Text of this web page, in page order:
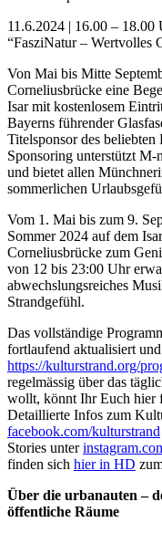
11.6.2024 | 16.00 –
“FasziNatur – Wertvolles
Von Mai bis Mitte
Corneliusbrücke eine
Isar mit kostenlosem
Bayerns führender
Titelsponsor des
Sponsoring unterstützt
und bietet allen
sommerlichen
Vom 1. Mai bis zum 9.
Sommer 2024 auf dem
Corneliusbrücke zum
von 12 bis 23:00 Uhr
abwechslungsreiches
Strandgefühl.
Das vollständige
fortlaufend aktualisiert
https://kulturstrand.org/
regelmässig über das
wollt, könnt Ihr Euch hier
Detaillierte Infos zum
facebook.com/kulturstrand
Stories unter
finden sich hier in HD
Über die urbanauten –
öffentliche Räume